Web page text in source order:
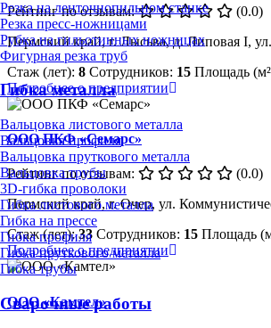
Резка на ленточнопильном станке
Резка пресс-ножницами
Рубка на гильотинных ножницах
Фигурная резка труб
Гибка металла
Вальцовка листового металла
Вальцовка профиля
Вальцовка пруткового металла
Вальцовка трубы
3D-гибка проволоки
Гибка листового металла
Гибка на прессе
Гибка профиля
Гибка пруткового металла
Гибка трубы
Сварочные работы
Рейтинг по отзывам:
(0.0)
Пермский край, г. Лысьва, д. Липовая I,
Стаж (лет): 8 Сотрудников: 15 Площадь
Подробнее о предприятии
ООО ПКФ «Семарс»
Рейтинг по отзывам:
(0.0)
Пермский край, г. Очер, ул.
Стаж (лет):33 Сотрудников: 15 Площадь
Подробнее о предприятии
ООО «Камтел»